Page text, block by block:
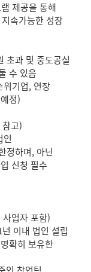
제공을 통해
속가능한 성장
초과 및 중도공실
수 있음
위기업, 연장
정)
고)
인
정하며, 아닌
신청 필수
업자 포함)
이내 법인 설립
확히 보유한